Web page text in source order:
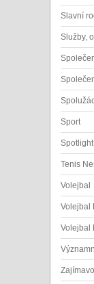
Slavní
Služby,
Sport
Spotlight
Tenis
Volejbal
Volejbal
Volejbal